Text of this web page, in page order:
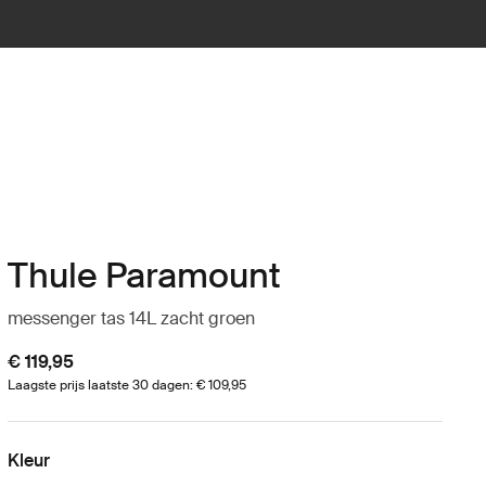
Thule Paramount
messenger tas 14L zacht groen
€ 119,95
Laagste prijs laatste 30 dagen: € 109,95
Kleur